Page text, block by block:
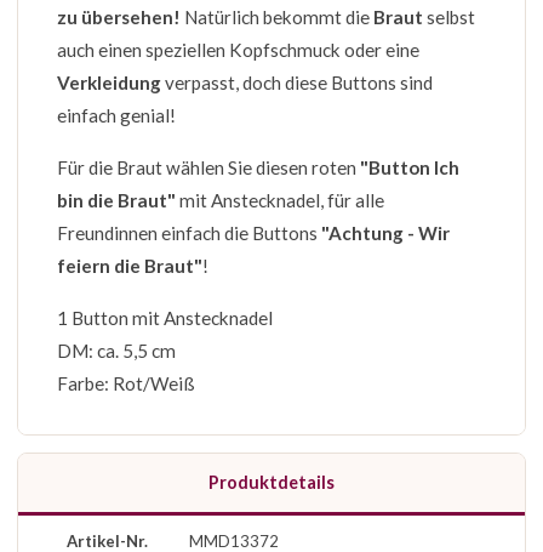
zu übersehen! Natürlich bekommt die Braut selbst
auch einen speziellen Kopfschmuck oder eine
Verkleidungverpasst, doch diese Buttons sind
einfach genial!
Für die Braut wählen Sie diesen roten "Button Ich
bin die Braut" mit Anstecknadel, für alle
Freundinnen einfach die Buttons "Achtung - Wir
feiern die Braut"!
1 Button mit Anstecknadel
DM: ca. 5,5 cm
Farbe: Rot/Weiß
Produktdetails
Artikel-Nr. MMD13372